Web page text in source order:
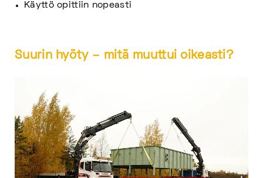
Käyttö opittiin nopeasti
Suurin hyöty – mitä muuttui oikeasti?